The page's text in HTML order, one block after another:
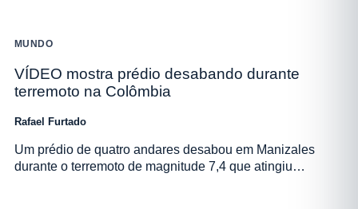
MUNDO
VÍDEO mostra prédio desabando durante
terremoto na Colômbia
Rafael Furtado
Um prédio de quatro andares desabou em Manizales
durante o terremoto de magnitude 7,4 que atingiu…